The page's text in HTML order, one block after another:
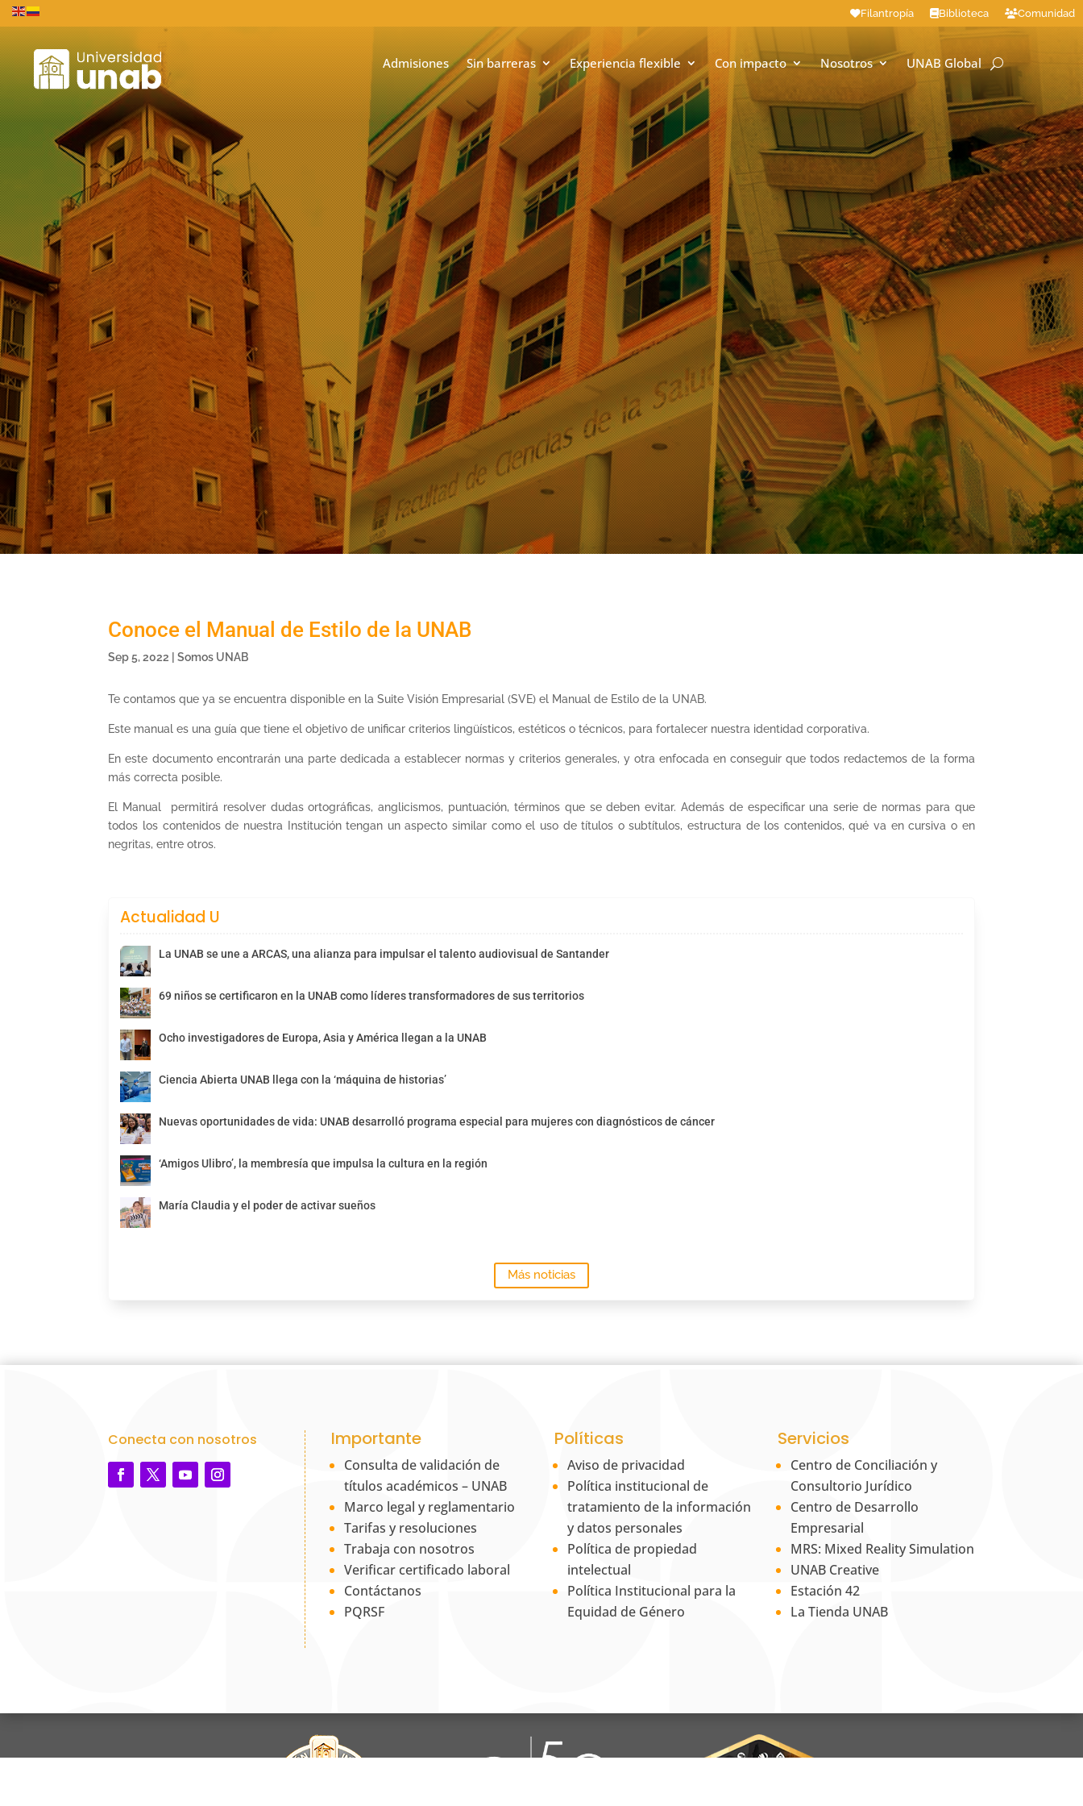
Filantropía Biblioteca Comunidad
Admisiones Sin barreras Experiencia flexible Con impacto Nosotros UNAB Global
Conoce el Manual de Estilo de la UNAB
Sep 5, 2022 |Somos UNAB
Te contamos que ya se encuentra disponible en la Suite Visión Empresarial (SVE) el Manual de Estilo de la UNAB.
Este manual es una guía que tiene el objetivo de unificar criterios lingüísticos, estéticos o técnicos, para fortalecer nuestra identidad corporativa.
En este documento encontrarán una parte dedicada a establecer normas y criterios generales, y otra enfocada en conseguir que todos redactemos de la forma
más correcta posible.
El Manual permitirá resolver dudas ortográficas, anglicismos, puntuación, términos que se deben evitar. Además de especificar una serie de normas para que
todos los contenidos de nuestra Institución tengan un aspecto similar como el uso de títulos o subtítulos, estructura de los contenidos, qué va en cursiva o en
negritas, entre otros.
Actualidad U
La UNAB se une a ARCAS, una alianza para impulsar el talento audiovisual de Santander
69 niños se certificaron en la UNAB como líderes transformadores de sus territorios
Ocho investigadores de Europa, Asia y América llegan a la UNAB
Ciencia Abierta UNAB llega con la ‘máquina de historias’
Nuevas oportunidades de vida: UNAB desarrolló programa especial para mujeres con diagnósticos de cáncer
‘Amigos Ulibro’, la membresía que impulsa la cultura en la región
María Claudia y el poder de activar sueños
Más noticias
Conecta con nosotros Importante
Consulta de validación de
títulos académicos – UNAB
Marco legal y reglamentario
Tarifas y resoluciones
Trabaja con nosotros
Verificar certificado laboral
Contáctanos
PQRSF
Políticas
Aviso de privacidad
Política institucional de
tratamiento de la información
y datos personales
Política de propiedad
intelectual
Política Institucional para la
Equidad de Género
Servicios
Centro de Conciliación y
Consultorio Jurídico
Centro de Desarrollo
Empresarial
MRS: Mixed Reality Simulation
UNAB Creative
Estación 42
La Tienda UNAB